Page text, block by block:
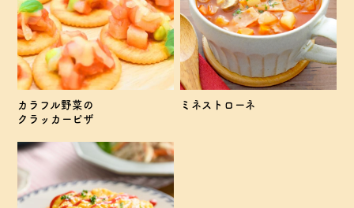
カラフル野菜の
クラッカーピザ
ミネストローネ